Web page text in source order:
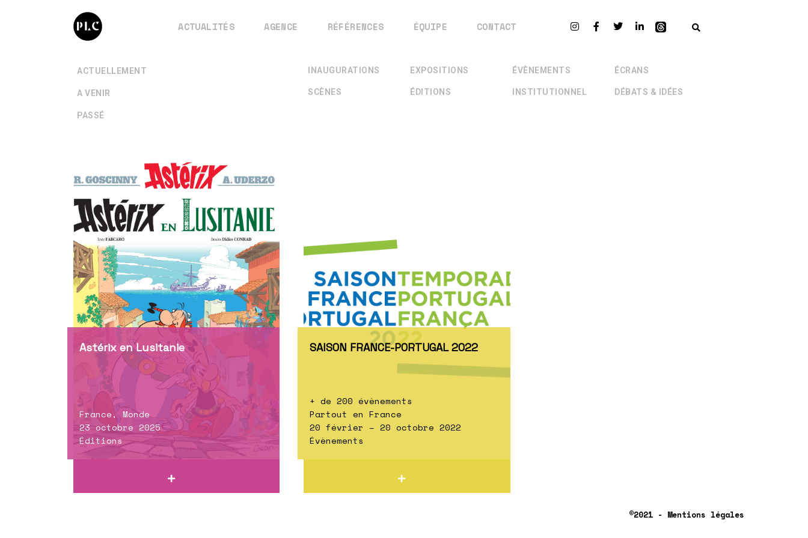
ACTUALITÉS AGENCE RÉFÉRENCES ÉQUIPE CONTACT
ACTUELLEMENT
A VENIR
PASSÉ
INAUGURATIONS EXPOSITIONS ÉVÈNEMENTS ÉCRANS
SCÈNES ÉDITIONS INSTITUTIONNEL DÉBATS & IDÉES
Astérix en Lusitanie
France, Monde
23 octobre 2025
Éditions
SAISON FRANCE-PORTUGAL 2022
+ de 200 évènements
Partout en France
20 février – 20 octobre 2022
Évènements
©2021 - Mentions légales